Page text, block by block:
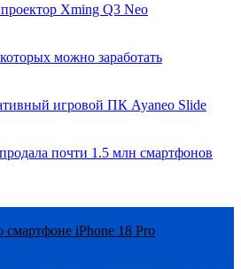
Xming Q3 Neo
можно заработать
игровой ПК Ayaneo Slide
почти 1.5 млн смартфонов
смартфоне iPhone 18 Pro